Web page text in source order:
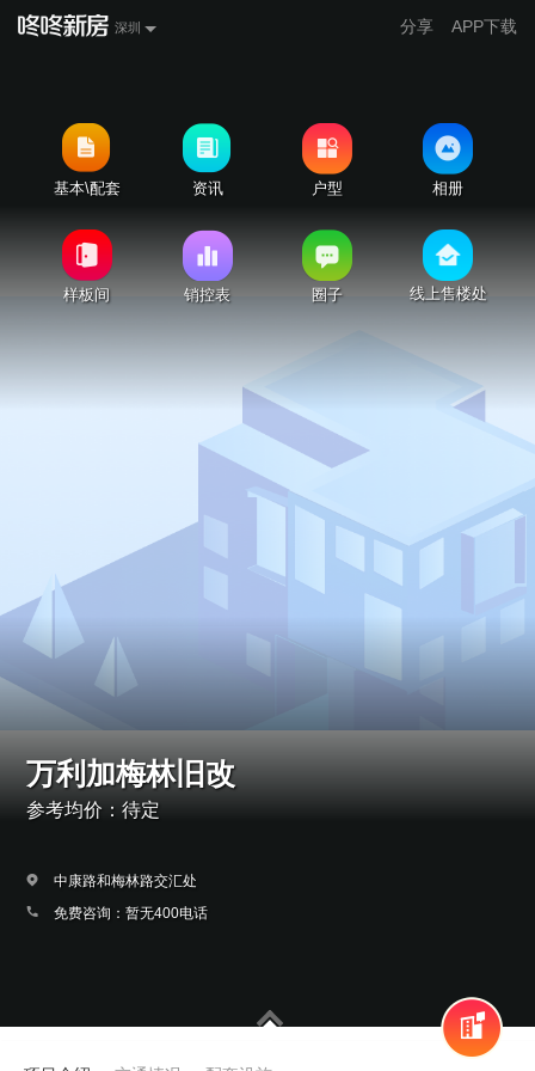
深圳 分享 APP下载
基本\配套 资讯 户型 相册
样板间 销控表 圈子 线上售楼处
万利加梅林旧改
参考均价：待定
中康路和梅林路交汇处
免费咨询：暂无400电话